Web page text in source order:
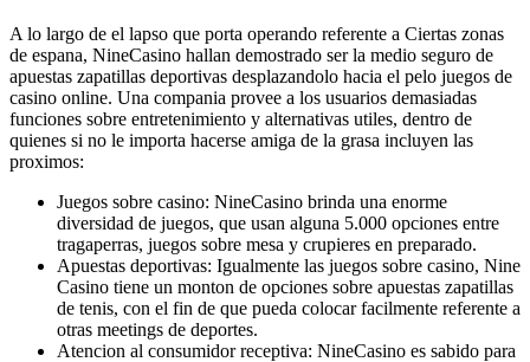
A lo largo de el lapso que porta operando referente a Ciertas zonas
de espana, NineCasino hallan demostrado ser la medio seguro de
apuestas zapatillas deportivas desplazandolo hacia el pelo juegos de
casino online. Una compania provee a los usuarios demasiadas
funciones sobre entretenimiento y alternativas utiles, dentro de
quienes si no le importa hacerse amiga de la grasa incluyen las
proximos:
Juegos sobre casino: NineCasino brinda una enorme
diversidad de juegos, que usan alguna 5.000 opciones entre
tragaperras, juegos sobre mesa y crupieres en preparado.
Apuestas deportivas: Igualmente las juegos sobre casino, Nine
Casino tiene un monton de opciones sobre apuestas zapatillas
de tenis, con el fin de que pueda colocar facilmente referente a
otras meetings de deportes.
Atencion al consumidor receptiva: NineCasino es sabido para